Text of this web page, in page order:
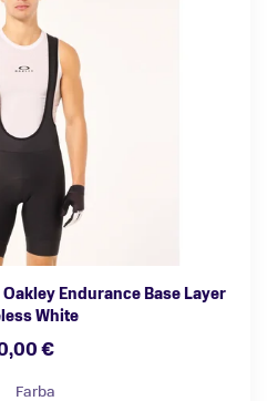
Endurance Base Layer
White
€
Farba